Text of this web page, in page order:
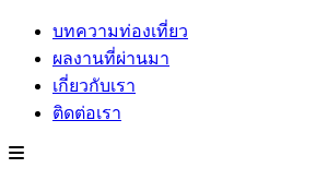
บทความท่องเที่ยว
ผลงานที่ผ่านมา
เกี่ยวกับเรา
ติดต่อเรา